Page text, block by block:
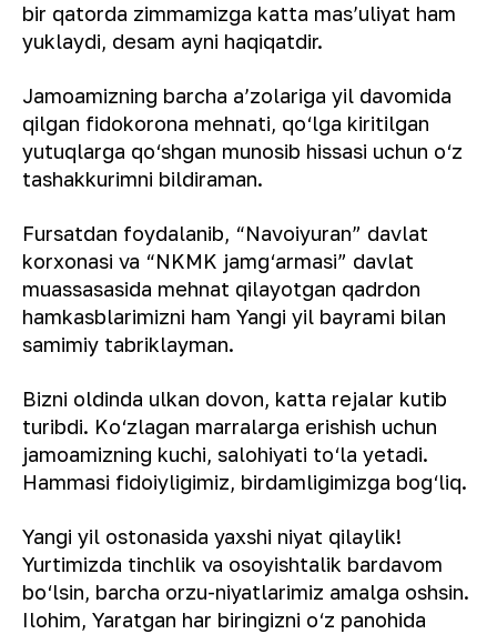
bir qatorda zimmamizga katta masʼuliyat ham
yuklaydi, desam ayni haqiqatdir.
Jamoamizning barcha aʼzolariga yil davomida
qilgan fidokorona mehnati, qo‘lga kiritilgan
yutuqlarga qo‘shgan munosib hissasi uchun o‘z
tashakkurimni bildiraman.
Fursatdan foydalanib, “Navoiyuran” davlat
korxonasi va “NKMK jamg‘armasi” davlat
muassasasida mehnat qilayotgan qadrdon
hamkasblarimizni ham Yangi yil bayrami bilan
samimiy tabriklayman.
Bizni oldinda ulkan dovon, katta rejalar kutib
turibdi. Ko‘zlagan marralarga erishish uchun
jamoamizning kuchi, salohiyati to‘la yetadi.
Hammasi fidoiyligimiz, birdamligimizga bog‘liq.
Yangi yil ostonasida yaxshi niyat qilaylik!
Yurtimizda tinchlik va osoyishtalik bardavom
bo‘lsin, barcha orzu-niyatlarimiz amalga oshsin.
Ilohim, Yaratgan har biringizni o‘z panohida